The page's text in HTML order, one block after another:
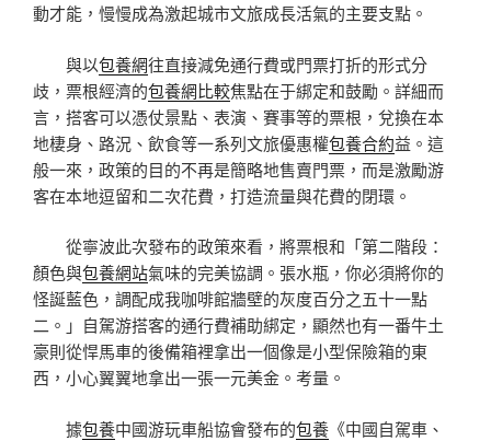
動才能，慢慢成為激起城市文旅成長活氣的主要支點。
與以包養網往直接減免通行費或門票打折的形式分
歧，票根經濟的包養網比較焦點在于綁定和鼓勵。詳細而
言，搭客可以憑仗景點、表演、賽事等的票根，兌換在本
地棲身、路況、飲食等一系列文旅優惠權包養合約益。這
般一來，政策的目的不再是簡略地售賣門票，而是激勵游
客在本地逗留和二次花費，打造流量與花費的閉環。
從寧波此次發布的政策來看，將票根和「第二階段：
顏色與包養網站氣味的完美協調。張水瓶，你必須將你的
怪誕藍色，調配成我咖啡館牆壁的灰度百分之五十一點
二。」自駕游搭客的通行費補助綁定，顯然也有一番牛土
豪則從悍馬車的後備箱裡拿出一個像是小型保險箱的東
西，小心翼翼地拿出一張一元美金。考量。
據包養中國游玩車船協會發布的包養 《中國自駕車、